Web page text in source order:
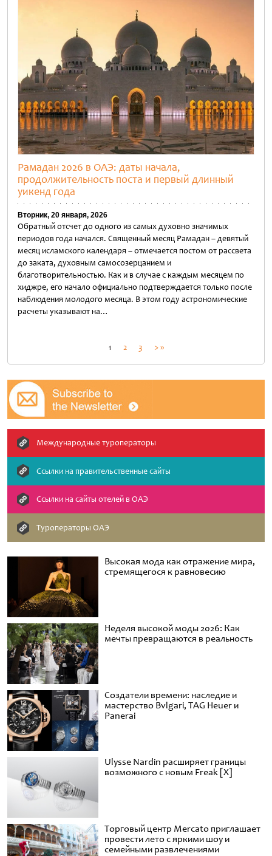
Высокая мода как отражение мира,
стремящегося к равновесию
Неделя высокой моды 2026: Как
мечты превращаются в реальность
Создатели времени: наследие и
мастерство Bvlgari, TAG Heuer и
Panerai
Ulysse Nardin расширяет границы
возможного с новым Freak [X]
Торговый центр Mercato приглашает
провести лето с яркими шоу и
семейными развлечениями
Рамадан 2026 в ОАЭ: даты начала,
продолжительность поста и первый длинный
уикенд года
Вторник, 20 января, 2026
Обратный отсчет до одного из самых духовно значимых
периодов года начался. Священный месяц Рамадан – девятый
месяц исламского календаря – отмечается постом от рассвета
до заката, духовным самосозерцанием и
благотворительностью. Как и в случае с каждым месяцем по
хиджре, его начало официально подтверждается только после
наблюдения молодого месяца. В этом году астрономические
расчеты указывают на…
Пагинация
записей
1 2 3 > »
Международные туроператоры
Ссылки на правительственные сайты
Cсылки на сайты отелей в ОАЭ
Туроператоры ОАЭ